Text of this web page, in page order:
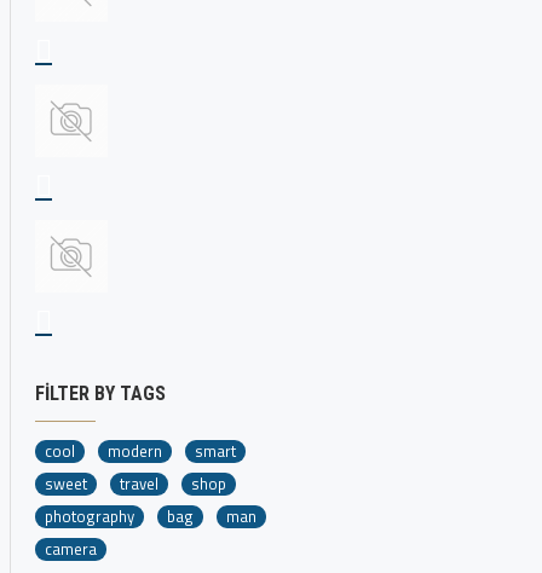
FILTER BY TAGS
cool modern
smart
sweet
travel
shop
photography
bag
man
camera